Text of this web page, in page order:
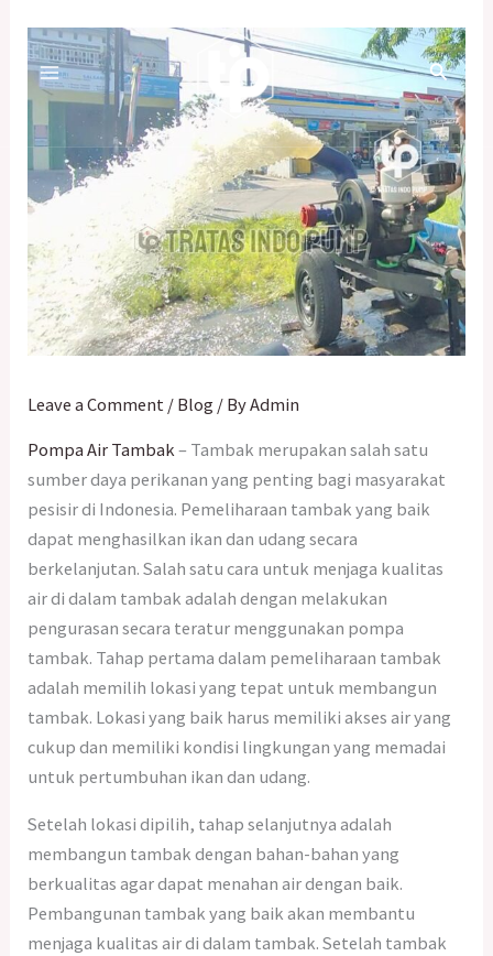
content
Leave a Comment / Blog / ByAdmin
Pompa Air Tambak – Tambak merupakan salah satu
sumber daya perikanan yang penting bagi masyarakat
pesisir di Indonesia. Pemeliharaan tambak yang baik
dapat menghasilkan ikan dan udang secara
berkelanjutan. Salah satu cara untuk menjaga kualitas
air di dalam tambak adalah dengan melakukan
pengurasan secara teratur menggunakan pompa
tambak. Tahap pertama dalam pemeliharaan tambak
adalah memilih lokasi yang tepat untuk membangun
tambak. Lokasi yang baik harus memiliki akses air yang
cukup dan memiliki kondisi lingkungan yang memadai
untuk pertumbuhan ikan dan udang.
Setelah lokasi dipilih, tahap selanjutnya adalah
membangun tambak dengan bahan-bahan yang
berkualitas agar dapat menahan air dengan baik.
Pembangunan tambak yang baik akan membantu
menjaga kualitas air di dalam tambak. Setelah tambak
…